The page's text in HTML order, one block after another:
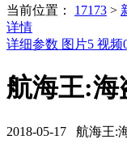
当前位置： 17173 >
详情
详细参数 图片5 视频
航海王:海
2018-05-17 航海王: